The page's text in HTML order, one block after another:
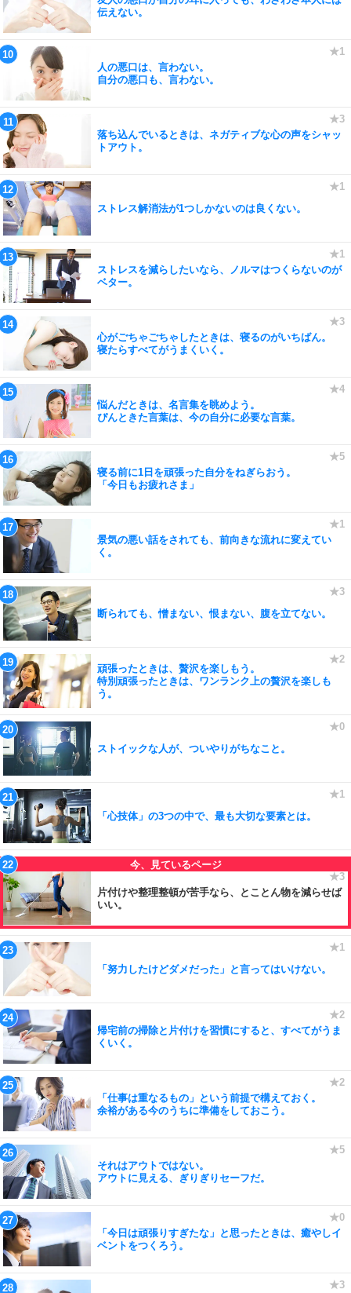
伝えない。
人の悪口は、言わない。
自分の悪口も、言わない。
落ち込んでいるときは、ネガティブな心の声をシャッ
トアウト。
ストレス解消法が1つしかないのは良くない。
ストレスを減らしたいなら、ノルマはつくらないのが
ベター。
心がごちゃごちゃしたときは、寝るのがいちばん。
寝たらすべてがうまくいく。
悩んだときは、名言集を眺めよう。
ぴんときた言葉は、今の自分に必要な言葉。
寝る前に1日を頑張った自分をねぎらおう。
「今日もお疲れさま」
景気の悪い話をされても、前向きな流れに変えてい
く。
断られても、憎まない、恨まない、腹を立てない。
頑張ったときは、贅沢を楽しもう。
特別頑張ったときは、ワンランク上の贅沢を楽しも
う。
ストイックな人が、ついやりがちなこと。
「心技体」の3つの中で、最も大切な要素とは。
片付けや整理整頓が苦手なら、とことん物を減らせば
いい。
「努力したけどダメだった」と言ってはいけない。
帰宅前の掃除と片付けを習慣にすると、すべてがうま
くいく。
「仕事は重なるもの」という前提で構えておく。
余裕がある今のうちに準備をしておこう。
それはアウトではない。
アウトに見える、ぎりぎりセーフだ。
「今日は頑張りすぎたな」と思ったときは、癒やしイ
ベントをつくろう。